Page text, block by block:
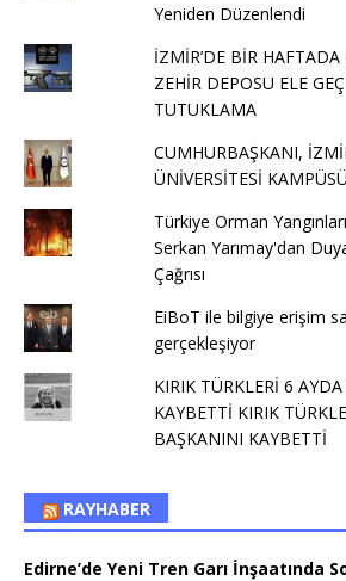
Yeniden Düzenlendi
İZMİR’DE BİR HAFTADA
ZEHİR DEPOSU ELE
TUTUKLAMA
CUMHURBAŞKANI,
ÜNİVERSİTESİ
Türkiye Orman
Serkan Yarımay'dan
Çağrısı
EiBoT ile bilgiye erişim
gerçekleşiyor
KIRIK TÜRKLERİ 6
KAYBETTİ KIRIK
BAŞKANINI KAYBETTİ
RAYHABER
Edirne’de Yeni Tren Garı İnşaatında